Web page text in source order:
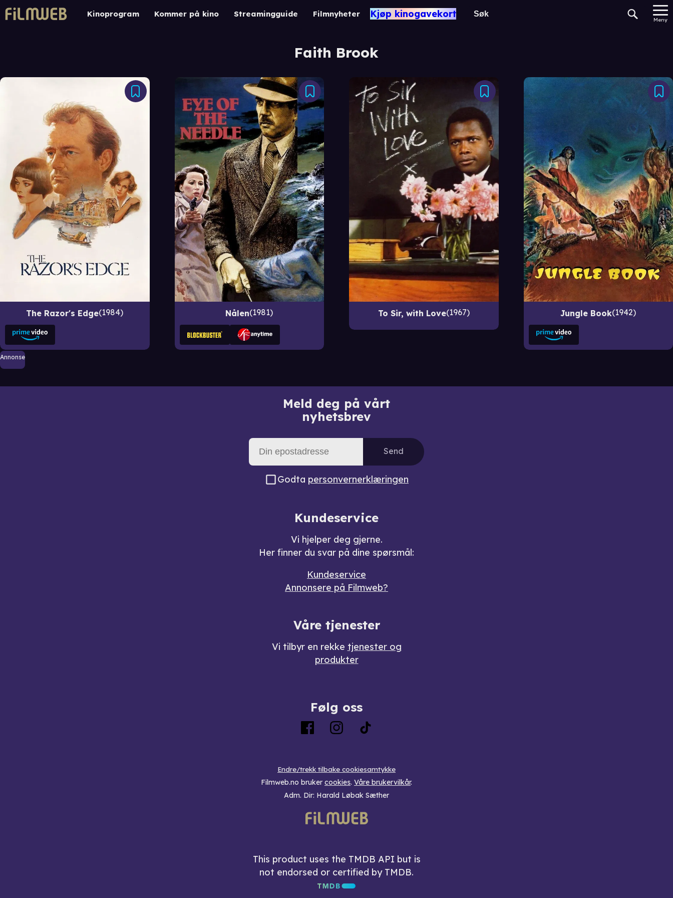
Kinoprogram Kommer på kino Streamingguide Filmnyheter Kjøp kinogavekort
Meny
Faith Brook
The Razor's Edge 1984 Nålen 1981 To Sir, with Love 1967 Jungle Book 1942
Annonse
Meld deg på vårt
nyhetsbrev
Send
Godta personvernerklæringen
Kundeservice
Vi hjelper deg gjerne.
Her finner du svar på dine spørsmål:
Kundeservice
Annonsere på Filmweb?
Våre tjenester
Vi tilbyr en rekke tjenester og
produkter
Følg oss
Endre/trekk tilbake cookiesamtykke
Filmweb.no bruker cookies. Våre brukervilkår.
Adm. Dir: Harald Løbak Sæther
This product uses the TMDB API but is
not endorsed or certified by TMDB.